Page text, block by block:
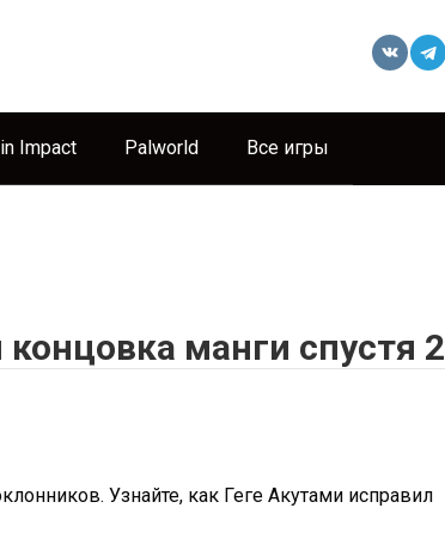
Impact Palworld Все игры
манги спустя 2
Узнайте, как Геге Акутами исправил